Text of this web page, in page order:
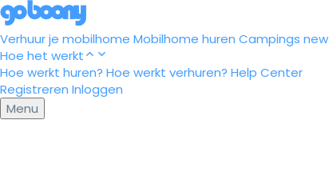
Verhuur je mobilhome Mobilhome huren Campings new
Hoe het werkt
Hoe werkt huren? Hoe werkt verhuren? Help Center
Registreren Inloggen
Menu